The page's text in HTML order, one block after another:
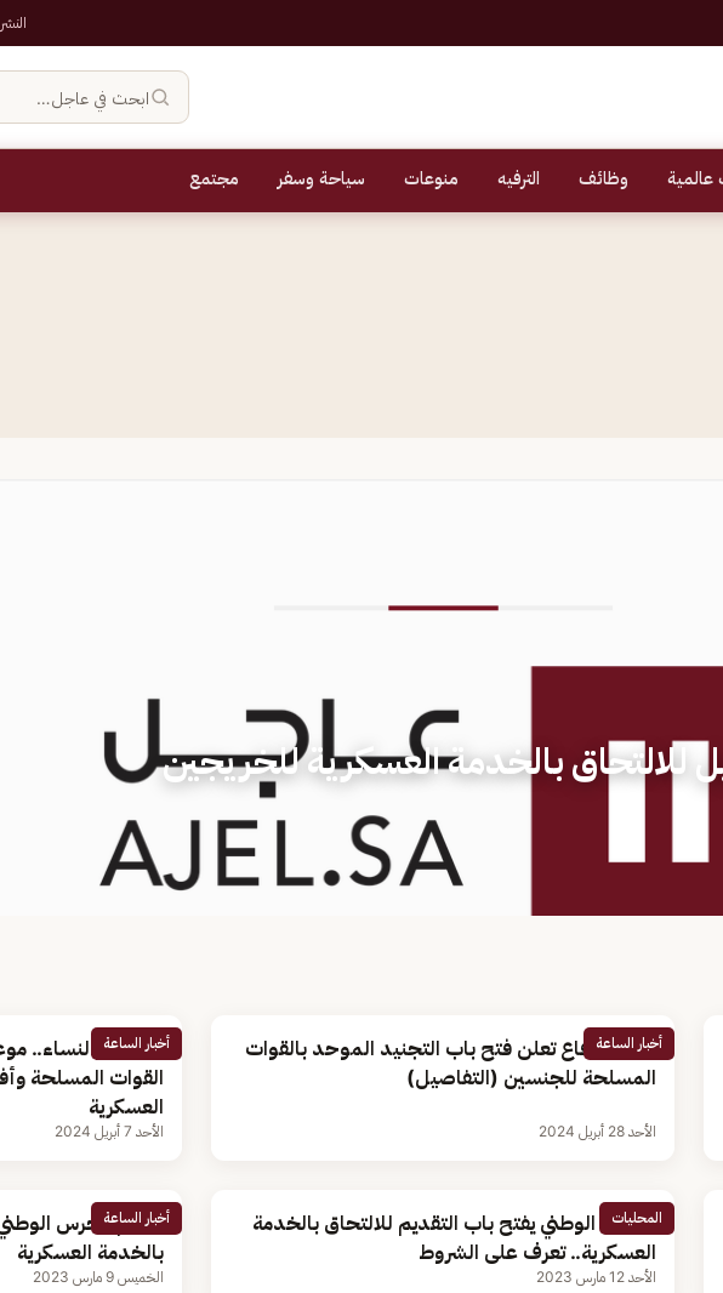
ابحث في عاجل…
عالمية وظائف الترفيه منوعات سياحة وسفر مجتمع
للالتحاق بالخدمة العسكرية للخريجين
أخبار الساعة
وزارة الدفاع تعلن فتح باب التجنيد الموحد بالقوات
المسلحة للجنسين (التفاصيل)
الأحد 28 أبريل 2024
أخبار الساعة
للرجال والنساء..
القوات المسلحة
العسكرية
الأحد 7 أبريل 2024
المحليات
الحرس الوطني يفتح باب التقديم للالتحاق بالخدمة
العسكرية.. تعرف على الشروط
الأحد 12 مارس 2023
أخبار الساعة
بالخدمة العسكرية
الخميس 9 مارس 2023